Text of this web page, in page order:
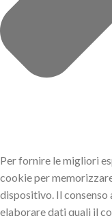
Per fornire le migliori
cookie per
dispositivo. Il consenso
elaborare dati quali il